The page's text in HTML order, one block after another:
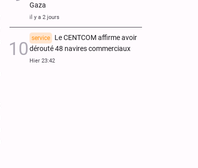
Gaza
il y a 2 jours
service
Le CENTCOM affirme avoir
dérouté 48 navires commerciaux
Hier 23:42